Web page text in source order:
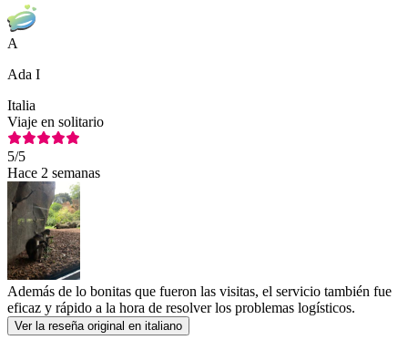
A
Ada I
Italia
Viaje en solitario
5/5
Hace 2 semanas
Además de lo bonitas que fueron las visitas, el servicio también fue
eficaz y rápido a la hora de resolver los problemas logísticos.
Ver la reseña original en italiano